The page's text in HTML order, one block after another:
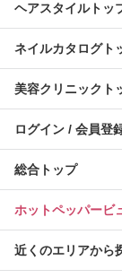
ヘアスタイルトッ
ネイルカタログト
美容クリニックト
ログイン / 会員登
総合トップ
ホットペッパービ
近くのエリアから